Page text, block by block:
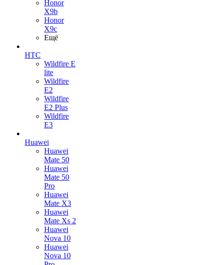
Honor
X9b
Honor
X9c
Ещё
HTC
Wildfire E
lite
Wildfire
E2
Wildfire
E2 Plus
Wildfire
E3
Huawei
Huawei
Mate 50
Huawei
Mate 50
Pro
Huawei
Mate X3
Huawei
Mate Xs 2
Huawei
Nova 10
Huawei
Nova 10